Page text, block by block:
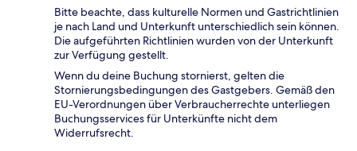
Bitte beachte, dass kulturelle Normen und Gastrichtlinien
je nach Land und Unterkunft unterschiedlich sein können.
Die aufgeführten Richtlinien wurden von der Unterkunft
zur Verfügung gestellt.
Wenn du deine Buchung stornierst, gelten die
Stornierungsbedingungen des Gastgebers. Gemäß den
EU-Verordnungen über Verbraucherrechte unterliegen
Buchungsservices für Unterkünfte nicht dem
Widerrufsrecht.